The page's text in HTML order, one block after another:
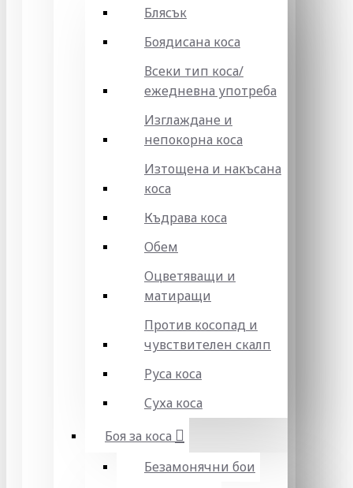
Блясък
Боядисана коса
Всеки тип коса/
ежедневна употреба
Изглаждане и
непокорна коса
Изтощена и накъсана
коса
Къдрава коса
Обем
Оцветяващи и
матиращи
Против косопад и
чувствителен скалп
Руса коса
Суха коса
Боя за коса
Безамонячни бои